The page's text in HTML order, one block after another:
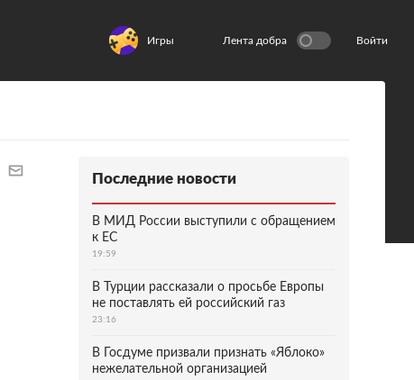
Игры Лента добра Войти
Последние новости
В МИД России выступили с обращением
к ЕС
19:59
В Турции рассказали о просьбе Европы
не поставлять ей российский газ
23:16
В Госдуме призвали признать «Яблоко»
нежелательной организацией